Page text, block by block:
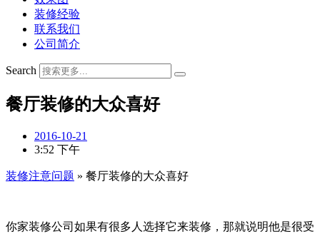
装修经验
联系我们
公司简介
Search
餐厅装修的大众喜好
2016-10-21
3:52 下午
装修注意问题 » 餐厅装修的大众喜好
你家装修公司如果有很多人选择它来装修，那就说明他是很受